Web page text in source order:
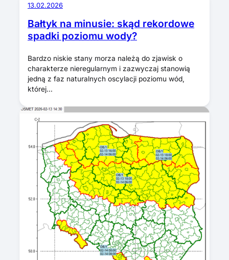
13.02.2026
Bałtyk na minusie: skąd rekordowe
spadki poziomu wody?
Bardzo niskie stany morza należą do zjawisk o
charakterze nieregularnym i zazwyczaj stanowią
jedną z faz naturalnych oscylacji poziomu wód,
której…